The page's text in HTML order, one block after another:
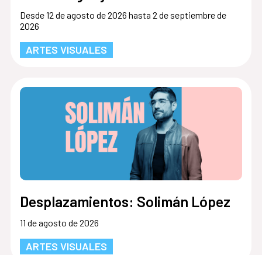
Desde 12 de agosto de 2026 hasta 2 de septiembre de
2026
ARTES VISUALES
Desplazamientos: Solimán López
11 de agosto de 2026
ARTES VISUALES